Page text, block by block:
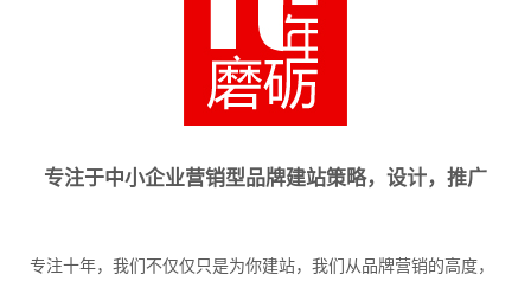
专注于中小企业营销型品牌建站策略，设计，推广
专注十年，我们不仅仅只是为你建站，我们从品牌营销的高度，